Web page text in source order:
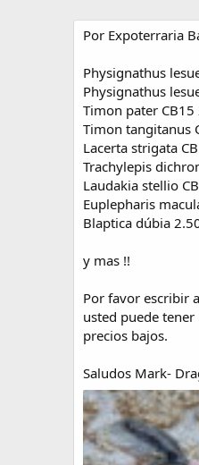
Por Expoterraria
Physignathus
Physignathus
Timon pater CB15
Timon tangitanus
Lacerta strigata
Trachylepis
Laudakia stellio
Euplepharis
Blaptica dúbia
y mas !!
Por favor escribir
usted puede
precios bajos.
Saludos Mark-